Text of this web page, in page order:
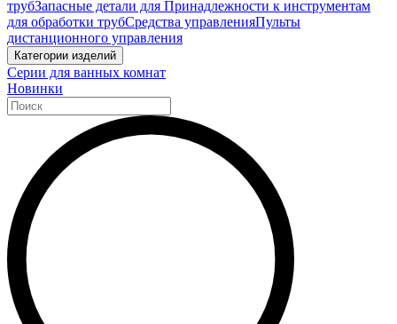
трубЗапасные детали для Принадлежности к инструментам
для обработки трубСредства управленияПульты
дистанционного управления
Категории изделий
Серии для ванных комнат
Новинки